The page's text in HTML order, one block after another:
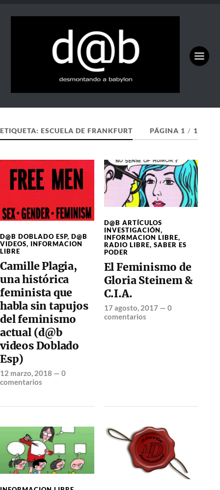
ETIQUETA: ESCUELA DE FRANKFURT PÁGINA 1 / 1
D@B DOBLADO ESP, D@B
VIDEOS, INFORMACION
LIBRE
Camille Plagia,
una histórica
feminista que
habla sin tapujos
del feminismo
actual (d@b
videos Doblado
Esp)
12 marzo, 2018 — 0
comentarios
D@B ARTÍCULOS
INVESTIGACIÓN,
INFORMACION LIBRE,
RADIO LIBRE, SABER ES
PODER
El Feminismo de
Gloria Steinem &
C.I.A.
17 agosto, 2017— 0
comentarios